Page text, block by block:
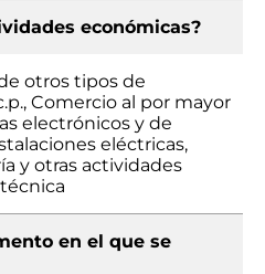
económicas?
otros tipos de
Comercio al por mayor
electrónicos y de
eléctricas,
y otras actividades
en el que se